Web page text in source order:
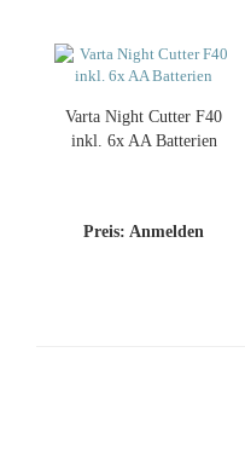
Varta Night Cut­ter F40
inkl. 6x AA Bat­te­rien
Preis: Anmelden